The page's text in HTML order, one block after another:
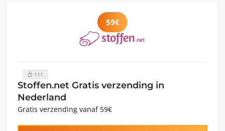
59€
111
Stoffen.net Gratis verzending in
Nederland
Gratis verzending vanaf 59€